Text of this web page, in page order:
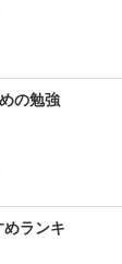
の勉強
ランキ